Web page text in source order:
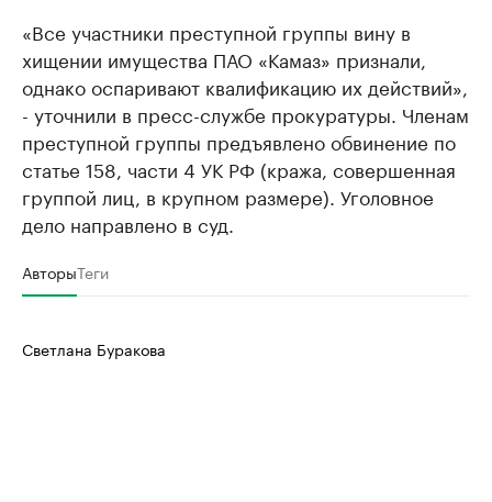
«Все участники преступной группы вину в
хищении имущества ПАО «Камаз» признали,
однако оспаривают квалификацию их действий»,
- уточнили в пресс-службе прокуратуры. Членам
преступной группы предъявлено обвинение по
статье 158, части 4 УК РФ (кража, совершенная
группой лиц, в крупном размере). Уголовное
дело направлено в суд.
АвторыТеги
Светлана Буракова